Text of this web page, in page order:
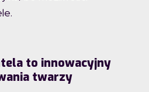
to innowacyjny
twarzy